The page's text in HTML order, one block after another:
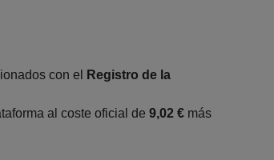
con el
Registro de la
al coste oficial de 9,02 € más